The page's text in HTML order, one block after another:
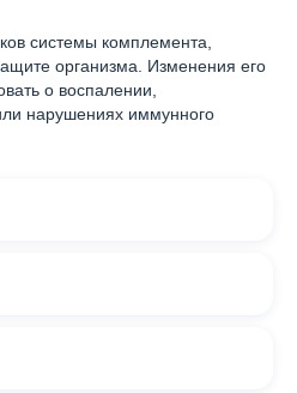
системы комплемента,
организма. Изменения его
о воспалении,
нарушениях иммунного